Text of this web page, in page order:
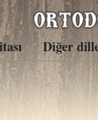
Diğer